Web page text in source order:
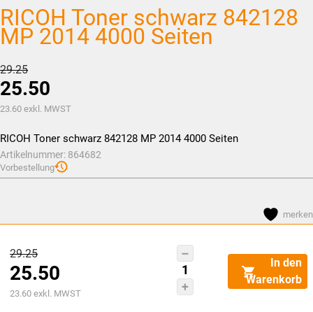
RICOH Toner schwarz 842128
MP 2014 4000 Seiten
29.25Ursprünglicher
Preis
war:
25.50
Aktueller
ist:
CHF25.50.
23.60 exkl. MWST
RICOH Toner schwarz 842128 MP 2014 4000 Seiten
Artikelnummer: 864682
Vorbestellung
merken
29.25Ursprünglicher
Preis
war:
25.50
Aktueller
23.60 exkl. MWST
RICOH
Toner
schwarz
In den
Warenkorb